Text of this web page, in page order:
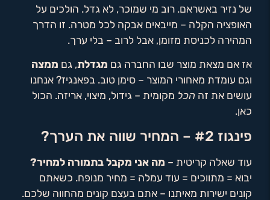
של נזיר באשראם. רוב מי שמוכר, לא גדל. הולכים על
האופציה הקלה – מייבאים אבקה לכל מטרה. זו הדרך
המהירה לכניסת מזומן, אבל לרוב – בלי ערך.
אז אם מצאת מוצר שבו החברה גם מגדלת, גם ממצה
וגם עומדת מאחורי המוצר – סימן טוב. בפאנגיז? אנחנו
עושים את זה הכל מקומית – גידול, מיצוי, אריזה. הכול
כאן.
פינגוז #2 – המחיר שווה את הערך?
עוד שאלה קריטית – מה אני מקבל בתמורה למחיר?
יבוא = מתווכים = עוד עמלה = מחיר מנופח. כשאתם
קונים ישירות מאיתנו – אתם בעצם קונים מהחווה שלכם.